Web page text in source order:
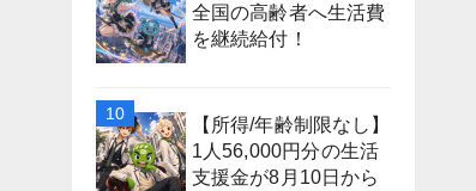
全国の高齢者へ生活費
を継続給付！
【所得/年齢制限なし】
1人56,000円分の生活
支援金が8月10日から